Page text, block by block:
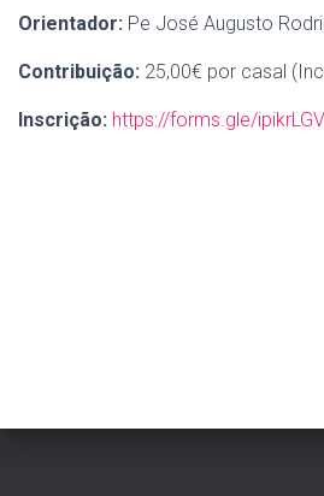
Orientador: Pe José Augusto
Contribuição: 25,00€ por casal
Inscrição: https://forms.gle/